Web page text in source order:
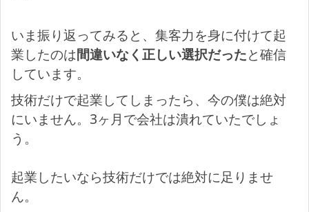
いま振り返ってみると、集客力を身に付けて起
業したのは間違いなく正しい選択だったと確信
しています。
技術だけで起業してしまったら、今の僕は絶対
にいません。3ヶ月で会社は潰れていたでしょ
う。
起業したいなら技術だけでは絶対に足りませ
ん。